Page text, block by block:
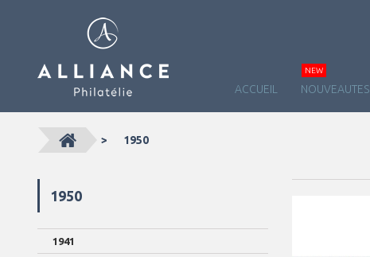
ACCUEIL NOUVEAUTES
NEW
> 1950
1950
1941